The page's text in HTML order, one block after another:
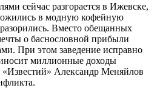
сейчас разгорается в Ижевске,
в модную кофейную
Вместо обещанных
о баснословной прибыли
При этом заведение исправно
миллионные доходы
«Известий» Александр Меняйлов